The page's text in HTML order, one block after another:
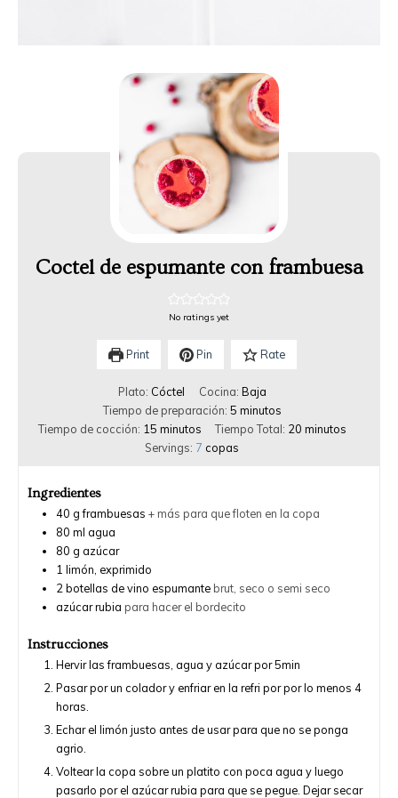
Coctel de espumante con frambuesa
No ratings yet
Print Pin Rate
Plato: Cóctel Cocina: Baja
Tiempo de preparación: 5 minutos
Tiempo de cocción: 15 minutos Tiempo Total: 20 minutos
Servings: 7 copas
Ingredientes
40 g frambuesas + más para que floten en la copa
80 ml agua
80 g azúcar
1 limón, exprimido
2botellas de vino espumante brut, seco o semi seco
azúcar rubia para hacer el bordecito
Instrucciones
Hervir las frambuesas, agua y azúcar por 5min
Pasar por un colador y enfriar en la refri por por lo menos 4
horas.
Echar el limón justo antes de usar para que no se ponga
agrio.
Voltear la copa sobre un platito con poca agua y luego
pasarlo por el azúcar rubia para que se pegue. Dejar secar